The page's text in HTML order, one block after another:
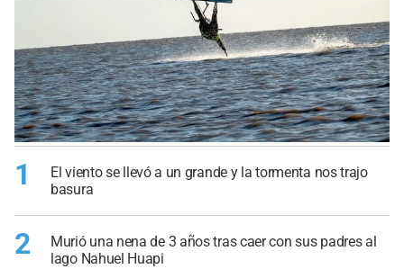
1
El viento se llevó a un grande y la tormenta nos trajo
basura
2
Murió una nena de 3 años tras caer con sus padres al
lago Nahuel Huapi